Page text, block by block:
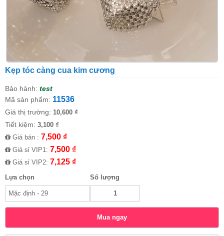
Kẹp tóc càng cua kim cương
Bảo hành: test
Mã sản phẩm: 11536
Giá thị trường: 10,600 ₫
Tiết kiệm: 3,100 ₫
Giá bán : 7,500 ₫
Giá sỉ VIP1: 7,500 ₫
Giá sỉ VIP2: 7,125 ₫
Lựa chọn Số lượng